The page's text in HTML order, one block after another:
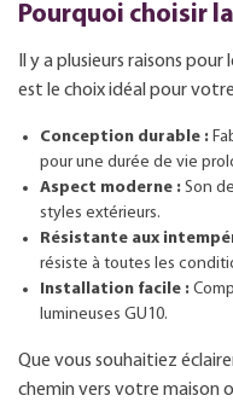
Pourquoi choisir
Il y a plusieurs raisons
est le choix idéal pour
Conception durable :
pour une durée de vie
Aspect moderne : Son
styles extérieurs.
Résistante aux
résiste à toutes les
Installation facile :
lumineuses GU10.
Que vous souhaitiez
chemin vers votre maison